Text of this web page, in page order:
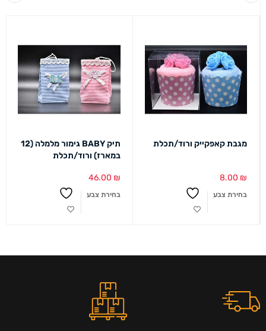
מגבת קאפקייק ורוד/תכלת
8.00 ₪
בחירת צבע
תיק BABY גימור מלמלה (12
במארז) ורוד/תכלת
46.00 ₪
בחירת צבע